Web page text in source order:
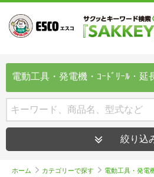
電動工具・発電機・ｺｰﾄﾞﾘｰﾙ・延
絞り込
ホーム カテゴリーで探す
電動工具・発電